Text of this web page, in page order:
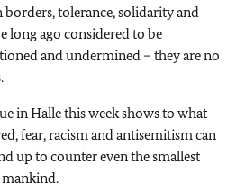
tolerance, solidarity and
long ago considered to be
and undermined – they are no
in Halle this week shows to what
fear, racism and antisemitism can
up to counter even the smallest
mankind.